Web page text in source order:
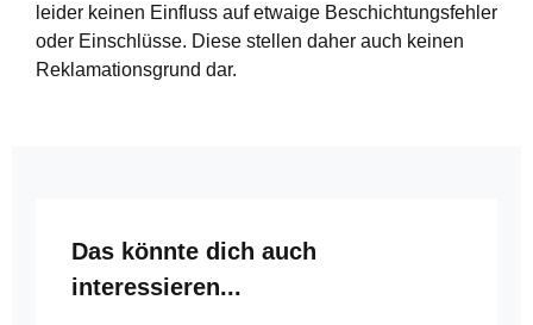
leider keinen Einfluss auf etwaige Beschichtungsfehler
oder Einschlüsse. Diese stellen daher auch keinen
Reklamationsgrund dar.
Produktgalerie überspringen
Das könnte dich auch
interessieren...